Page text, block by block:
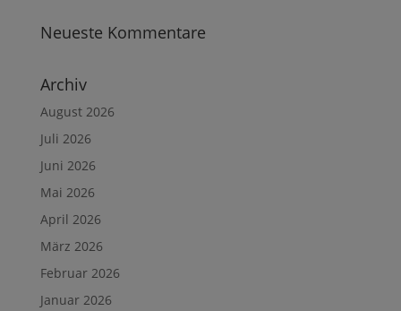
Neueste Kommentare
Archiv
August 2026
Juli 2026
Juni 2026
Mai 2026
April 2026
März 2026
Februar 2026
Januar 2026